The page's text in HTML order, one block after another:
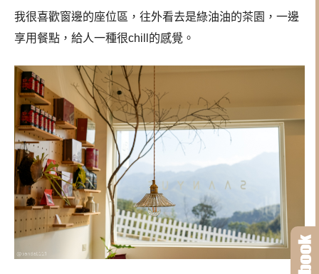
我很喜歡窗邊的座位區，往外看去是綠油油的茶園，一邊
享用餐點，給人一種很chill的感覺。